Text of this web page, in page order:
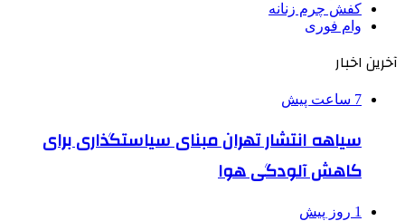
کفش چرم زنانه
وام فوری
آخرین اخبار
7 ساعت پیش
سیاهه انتشار تهران مبنای سیاستگذاری برای
کاهش آلودگی هوا
1 روز پیش